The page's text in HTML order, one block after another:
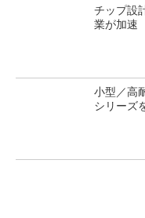
チップ設
業が加速
小型／高
シリーズ